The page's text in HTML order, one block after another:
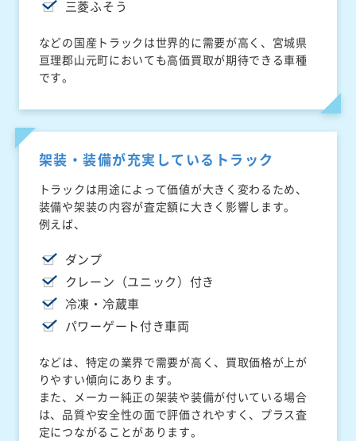
三菱ふそう
などの国産トラックは世界的に需要が高く、宮城県
亘理郡山元町においても高価買取が期待できる車種
です。
架装・装備が充実しているトラック
トラックは用途によって価値が大きく変わるため、
装備や架装の内容が査定額に大きく影響します。
例えば、
ダンプ
クレーン（ユニック）付き
冷凍・冷蔵車
パワーゲート付き車両
などは、特定の業界で需要が高く、買取価格が上が
りやすい傾向にあります。
また、メーカー純正の架装や装備が付いている場合
は、品質や安全性の面で評価されやすく、プラス査
定につながることがあります。